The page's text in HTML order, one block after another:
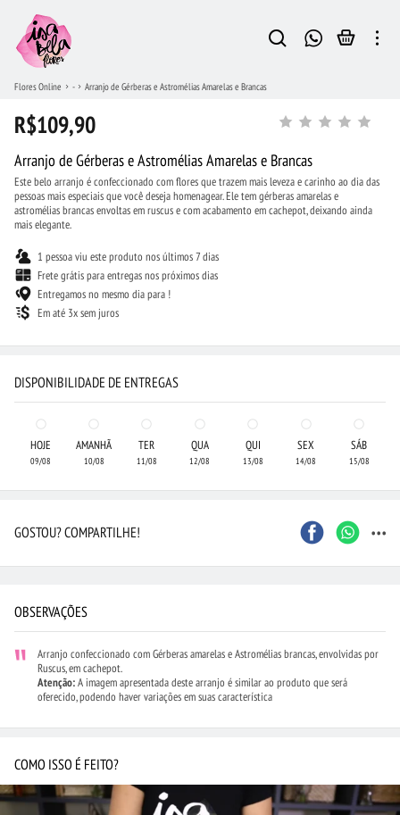
Flores Online - Arranjo de Gérberas e Astromélias Amarelas e Brancas
R$109,90
Arranjo de Gérberas e Astromélias Amarelas e Brancas
Este belo arranjo é confeccionado com flores que trazem mais leveza e carinho ao dia das
pessoas mais especiais que você deseja homenagear. Ele tem gérberas amarelas e
astromélias brancas envoltas em ruscus e com acabamento em cachepot, deixando ainda
mais elegante.
1 pessoa viu este produto nos últimos 7 dias
Frete grátis para entregas nos próximos dias
Entregamos no mesmo dia para !
Em até 3x sem juros
DISPONIBILIDADE DE ENTREGAS
HOJE
09/08
AMANHÃ
10/08
TER
11/08
QUA
12/08
QUI
13/08
SEX
14/08
SÁB
15/08
GOSTOU? COMPARTILHE! ...
OBSERVAÇÕES
Arranjo confeccionado com Gérberas amarelas e Astromélias brancas, envolvidas por
Ruscus, em cachepot.
Atenção:A imagem apresentada deste arranjo é similar ao produto que será
oferecido, podendo haver variações em suas característica
COMO ISSO É FEITO?